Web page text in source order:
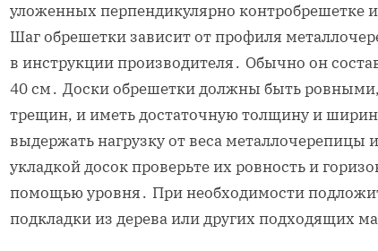
уложенных перпендикулярно контробрешетке
Шаг обрешетки зависит от профиля
в инструкции производителя․ Обычно он
40 см․ Доски обрешетки должны быть ровными,
трещин, и иметь достаточную толщину и
выдержать нагрузку от веса металлочерепицы
укладкой досок проверьте их ровность и
помощью уровня․ При необходимости
подкладки из дерева или других подходящих